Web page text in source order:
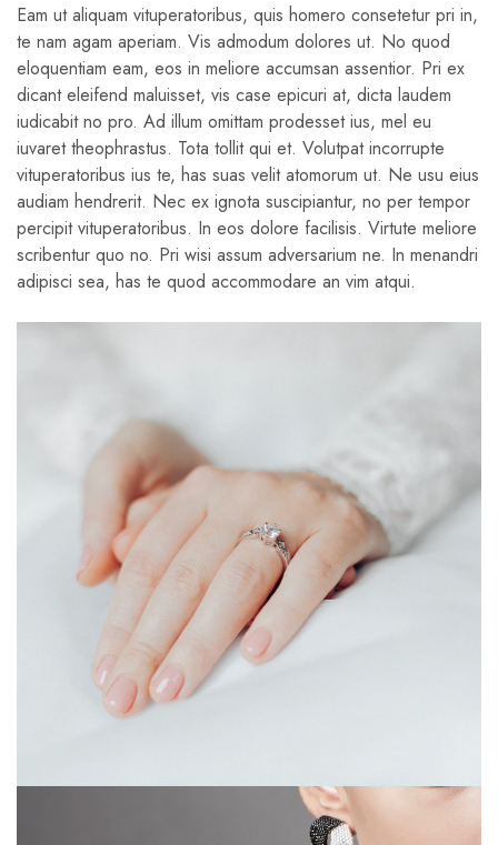
Eam ut aliquam vituperatoribus, quis homero consetetur pri in,
te nam agam aperiam. Vis admodum dolores ut. No quod
eloquentiam eam, eos in meliore accumsan assentior. Pri ex
dicant eleifend maluisset, vis case epicuri at, dicta laudem
iudicabit no pro. Ad illum omittam prodesset ius, mel eu
iuvaret theophrastus. Tota tollit qui et. Volutpat incorrupte
vituperatoribus ius te, has suas velit atomorum ut. Ne usu eius
audiam hendrerit. Nec ex ignota suscipiantur, no per tempor
percipit vituperatoribus. In eos dolore facilisis. Virtute meliore
scribentur quo no. Pri wisi assum adversarium ne. In menandri
adipisci sea, has te quod accommodare an vim atqui.